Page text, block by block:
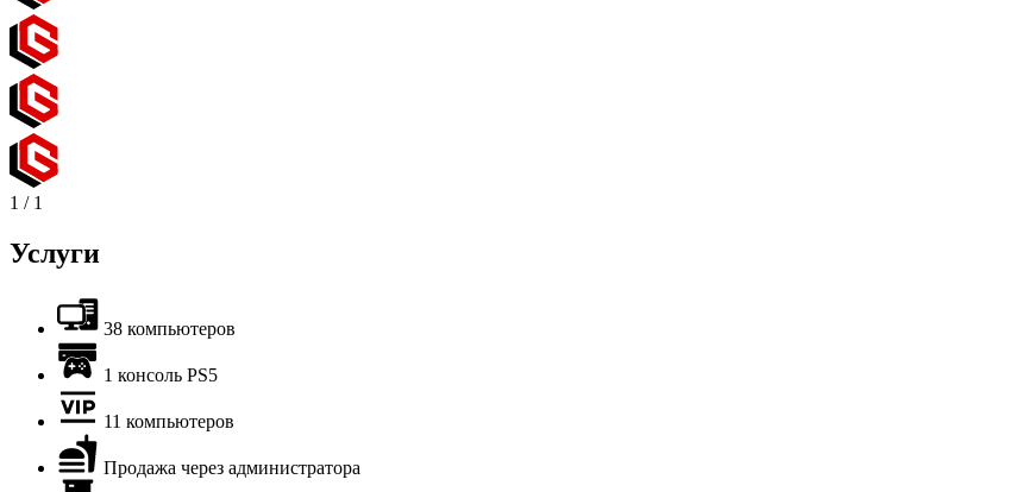
1 / 1
Услуги
38 компьютеров
1 консоль PS5
11 компьютеров
Продажа через администратора